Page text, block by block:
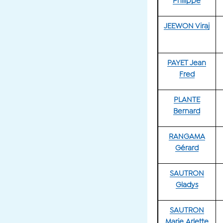
JEEWON Viraj
PAYET Jean
Fred
PLANTE
Bernard
RANGAMA
Gérard
SAUTRON
Gladys
SAUTRON